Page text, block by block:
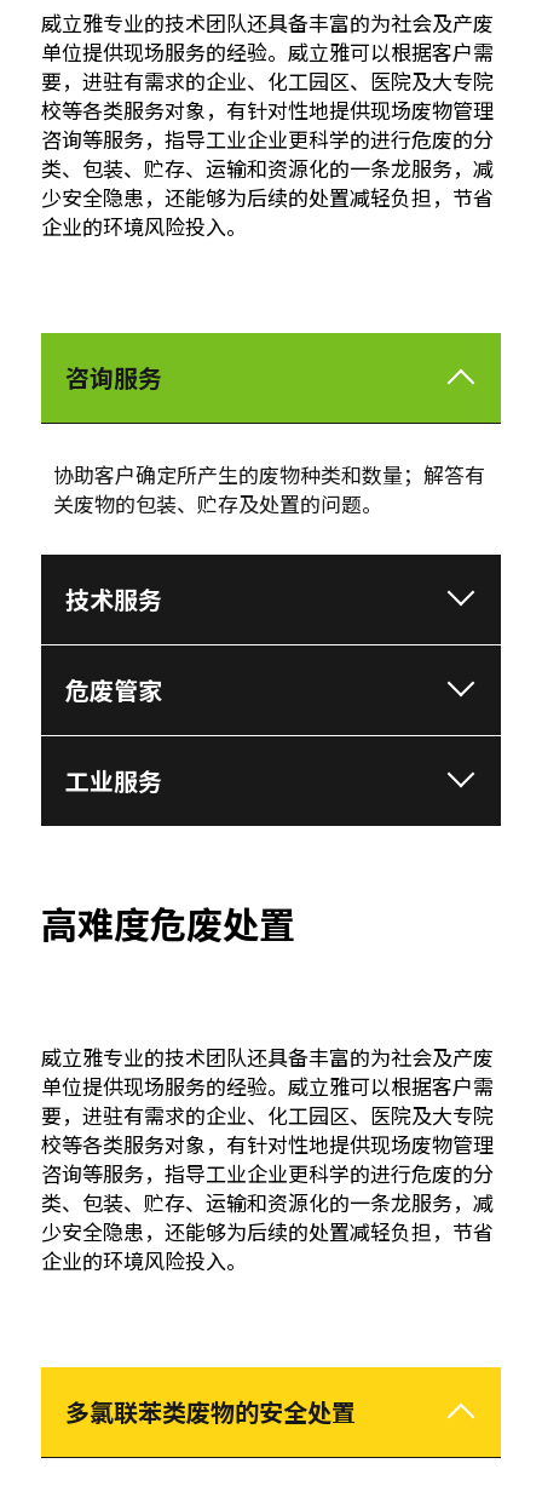
威立雅专业的技术团队还具备丰富的为社会及产废
单位提供现场服务的经验。威立雅可以根据客户需
要，进驻有需求的企业、化工园区、医院及大专院
校等各类服务对象，有针对性地提供现场废物管理
咨询等服务，指导工业企业更科学的进行危废的分
类、包装、贮存、运输和资源化的一条龙服务，减
少安全隐患，还能够为后续的处置减轻负担，节省
企业的环境风险投入。
咨询服务
协助客户确定所产生的废物种类和数量；解答有
关废物的包装、贮存及处置的问题。
技术服务
危废管家
工业服务
高难度危废处置
威立雅专业的技术团队还具备丰富的为社会及产废
单位提供现场服务的经验。威立雅可以根据客户需
要，进驻有需求的企业、化工园区、医院及大专院
校等各类服务对象，有针对性地提供现场废物管理
咨询等服务，指导工业企业更科学的进行危废的分
类、包装、贮存、运输和资源化的一条龙服务，减
少安全隐患，还能够为后续的处置减轻负担，节省
企业的环境风险投入。
多氯联苯类废物的安全处置